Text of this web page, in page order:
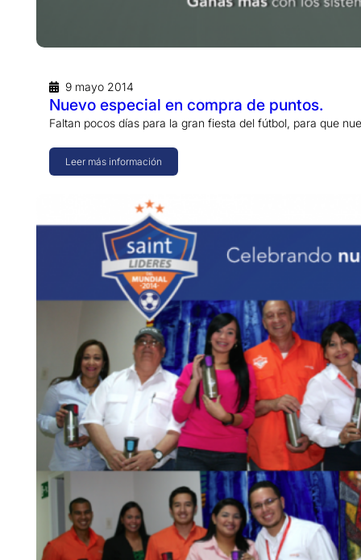
9 mayo 2014
Nuevo especial en compra de puntos.
Faltan pocos días para la gran fiesta del fútbol, para que
Leer más información